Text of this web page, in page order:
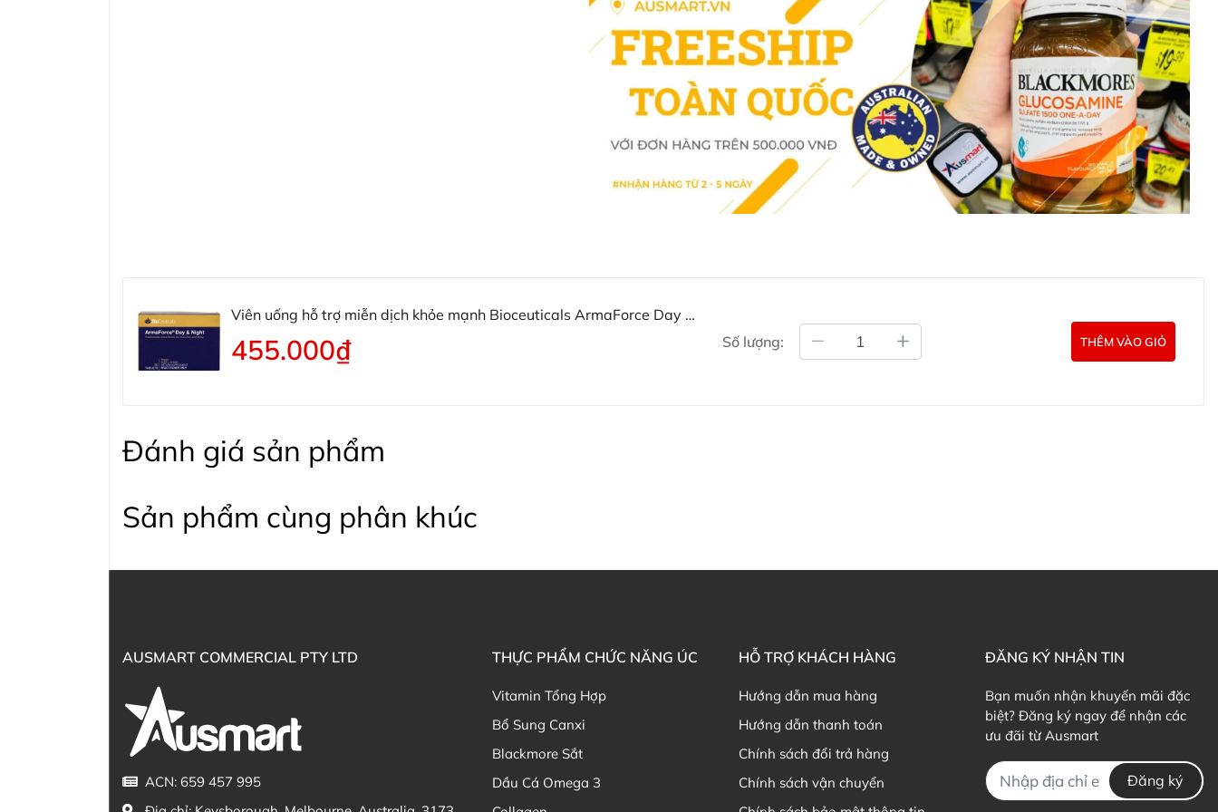
Bảo quản ở nhiệt độ dưới 30°C.
Viên uống hỗ trợ miễn dịch khỏe mạnh Bioceuticals ArmaForce Day & Night cung cấp sự
hỗ trợ toàn diện cho hệ miễn dịch của bạn, giúp bạn giảm thiểu các triệu chứng khó chịu
vào ban ngày và hỗ trợ giấc ngủ ngon vào ban đêm. Sản phẩm này là giải pháp hoàn
hảo cho những ai muốn duy trì sức khỏe tối ưu trong suốt cả ngày lẫn đêm.
Mua Viên uống hỗ trợ miễn dịch khỏe mạnh Bioceuticals ArmaForce Day &
Night ở đâu?
Khách hàng có thể đặt mua Hỗ trợ miễn dịch khỏe mạnh Bioceuticals ArmaForce Day
Zalo Ausmart.au
Điện thoại liên hệ đặt hàng:0902.571.389
Viên uống hỗ trợ miễn dịch khỏe mạnh Bioceuticals ArmaForce Day &
455.000₫ Số lượng: THÊM VÀO GIỎ
Đánh giá sản phẩm
Sản phẩm cùng phân khúc
AUSMART COMMERCIAL PTY LTD
ACN: 659 457 995
THỰC PHẨM CHỨC NĂNG ÚC
Vitamin Tổng Hợp
Bổ Sung Canxi
Blackmore Sắt
Dầu Cá Omega 3
HỖ TRỢ KHÁCH HÀNG
Hướng dẫn mua hàng
Hướng dẫn thanh toán
Chính sách đổi trả hàng
Chính sách vận chuyển
ĐĂNG KÝ NHẬN TIN
Bạn muốn nhận khuyến mãi đặc
biệt? Đăng ký ngay để nhận các
ưu đãi từ Ausmart
Đăng ký